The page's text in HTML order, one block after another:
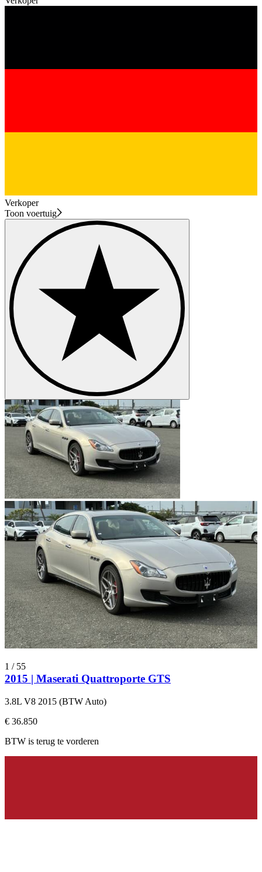
Verkoper
Toon voertuig
1 / 55
2015 | Maserati Quattroporte GTS
3.8L V8 2015 (BTW Auto)
€ 36.850
BTW is terug te vorderen